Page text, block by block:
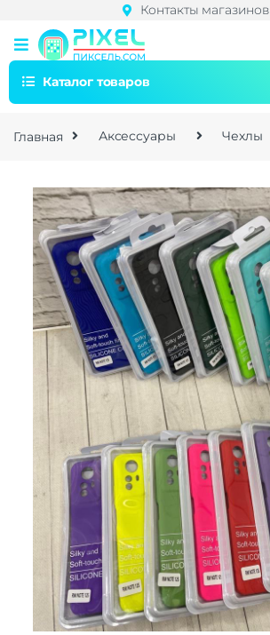
Контакты магазинов
Каталог товаров
Главная Аксессуары Чехлы